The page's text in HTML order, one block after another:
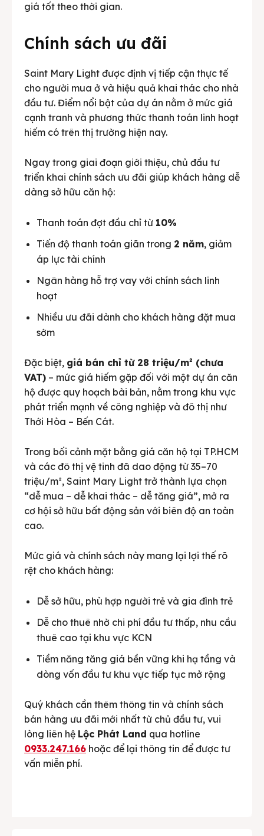
giá tốt theo thời gian.
Chính sách ưu đãi
Saint Mary Light được định vị tiếp cận thực tế
cho người mua ở và hiệu quả khai thác cho nhà
đầu tư. Điểm nổi bật của dự án nằm ở mức giá
cạnh tranh và phương thức thanh toán linh hoạt
hiếm có trên thị trường hiện nay.
Ngay trong giai đoạn giới thiệu, chủ đầu tư
triển khai chính sách ưu đãi giúp khách hàng dễ
dàng sở hữu căn hộ:
Thanh toán đợt đầu chỉ từ 10%
Tiến độ thanh toán giãn trong 2 năm, giảm
áp lực tài chính
Ngân hàng hỗ trợ vay với chính sách linh
hoạt
Nhiều ưu đãi dành cho khách hàng đặt mua
sớm
Đặc biệt, giá bán chỉ từ 28 triệu/m² (chưa
VAT) – mức giá hiếm gặp đối với một dự án căn
hộ được quy hoạch bài bản, nằm trong khu vực
phát triển mạnh về công nghiệp và đô thị như
Thới Hòa – Bến Cát.
Trong bối cảnh mặt bằng giá căn hộ tại TP.HCM
và các đô thị vệ tinh đã dao động từ 35–70
triệu/m², Saint Mary Light trở thành lựa chọn
“dễ mua – dễ khai thác – dễ tăng giá”, mở ra
cơ hội sở hữu bất động sản với biên độ an toàn
cao.
Mức giá và chính sách này mang lại lợi thế rõ
rệt cho khách hàng:
Dễ sở hữu, phù hợp người trẻ và gia đình trẻ
Dễ cho thuê nhờ chi phí đầu tư thấp, nhu cầu
thuê cao tại khu vực KCN
Tiềm năng tăng giá bền vững khi hạ tầng và
dòng vốn đầu tư khu vực tiếp tục mở rộng
Quý khách cần thêm thông tin và chính sách
bán hàng ưu đãi mới nhất từ chủ đầu tư, vui
lòng liên hệ Lộc Phát Land qua hotline
0933.247.166 hoặc để lại thông tin để được tư
vấn miễn phí.